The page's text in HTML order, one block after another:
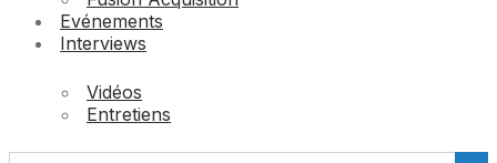
Evénements
Interviews
Vidéos
Entretiens